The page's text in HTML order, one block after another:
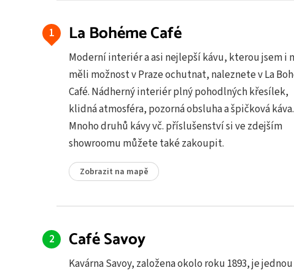
La Bohéme Café
Moderní interiér a asi nejlepší kávu, kterou jsem i
měli možnost v Praze ochutnat, naleznete v La
Café. Nádherný interiér plný pohodlných křesílek,
klidná atmosféra, pozorná obsluha a špičková káva.
Mnoho druhů kávy vč. příslušenství si ve zdejším
showroomu můžete také zakoupit.
Zobrazit na mapě
Café Savoy
Kavárna Savoy, založena okolo roku 1893, je jednou